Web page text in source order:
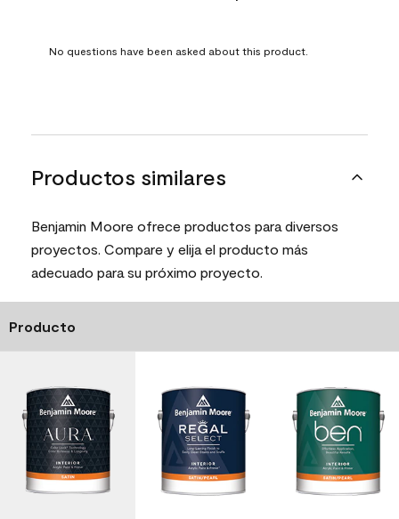
No questions have been asked about this product.
Productos similares
Benjamin Moore ofrece productos para diversos
proyectos. Compare y elija el producto más
adecuado para su próximo proyecto.
Producto